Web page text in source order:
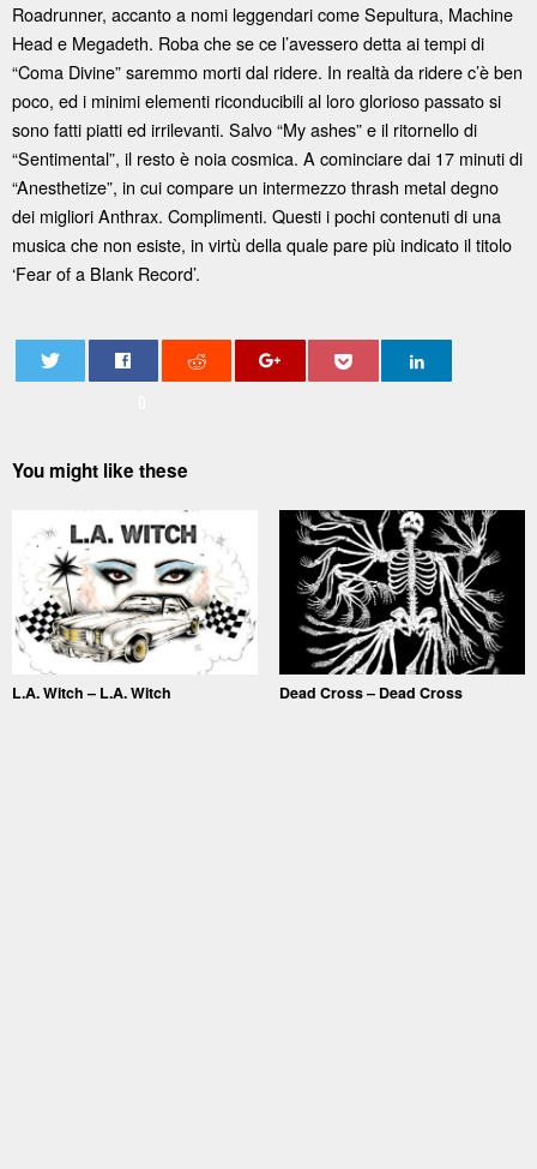
Roadrunner, accanto a nomi leggendari come Sepultura, Machine
Head e Megadeth. Roba che se ce l’avessero detta ai tempi di
“Coma Divine” saremmo morti dal ridere. In realtà da ridere c’è ben
poco, ed i minimi elementi riconducibili al loro glorioso passato si
sono fatti piatti ed irrilevanti. Salvo “My ashes” e il ritornello di
“Sentimental”, il resto è noia cosmica. A cominciare dai 17 minuti di
“Anesthetize”, in cui compare un intermezzo thrash metal degno
dei migliori Anthrax. Complimenti. Questi i pochi contenuti di una
musica che non esiste, in virtù della quale pare più indicato il titolo
‘Fear of a Blank Record’.
You might like these
L.A. Witch – L.A. Witch Dead Cross – Dead Cross